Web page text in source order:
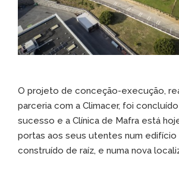
O projeto de conceção-execução,
parceria com a Climacer, foi
sucesso e a Clínica de Mafra está
portas aos seus utentes num edifício
construído de raíz, e numa nova